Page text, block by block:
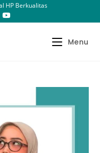
HP Berkualitas
Menu